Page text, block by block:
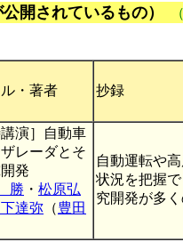
開されているもの）
・著者 抄録
講演］自動車
レーダとそ
発
勝 ・ 松原弘
達弥 （豊田
自動運転や
状況を把握
究開発が多